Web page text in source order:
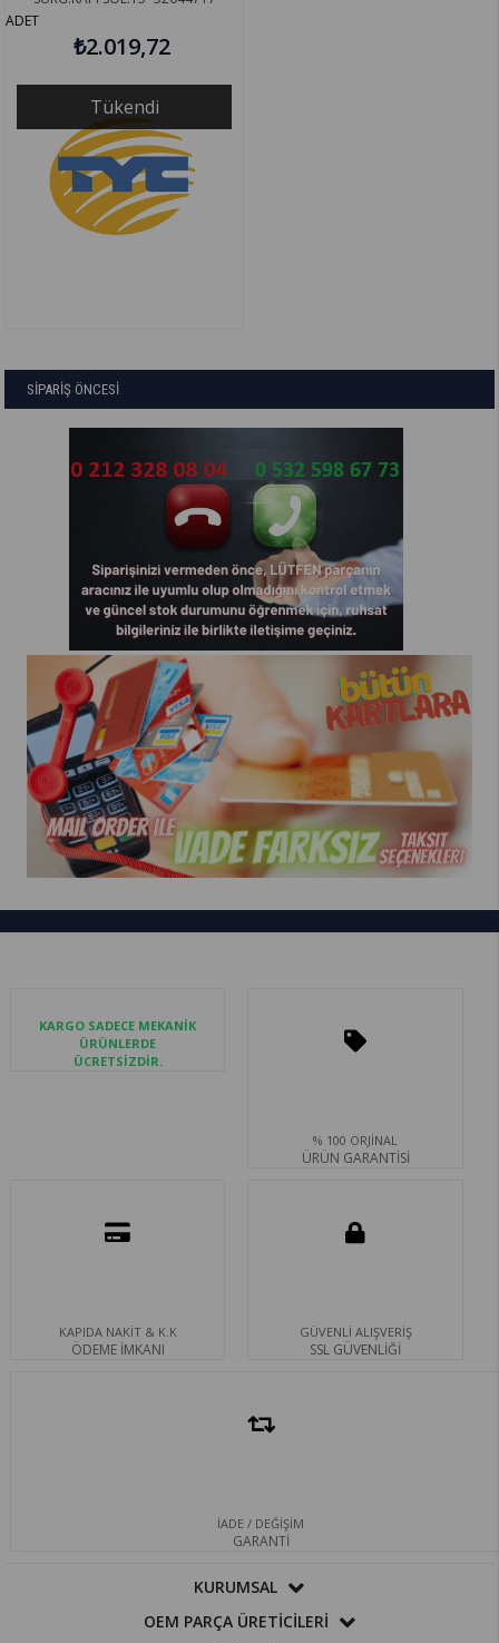
Tükendi
ADET
₺2.019,72
SİPARİŞ ÖNCESİ
KARGO SADECE MEKANİK
ÜRÜNLERDE
ÜCRETSİZDİR.
% 100 ORJİNAL
ÜRÜN GARANTİSİ
KAPIDA NAKİT & K.K
ÖDEME İMKANI
GÜVENLİ ALIŞVERİŞ
SSL GÜVENLİĞİ
İADE / DEĞİŞİM
GARANTİ
KURUMSAL
OEM PARÇA ÜRETİCİLERİ